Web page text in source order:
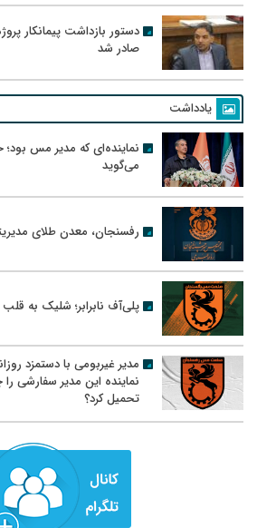
دستور بازداشت پیمانکار
صادر شد
یادداشت
نماینده‌ای که مدیر مس
می‌گوید
رفسنجان، معدن طلای
پلی‌آف نابرابر؛ شلیک به
نماینده این مدیر سفارشی
تحمیل کرد؟